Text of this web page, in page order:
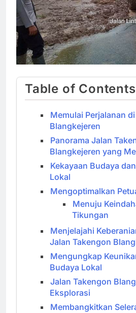
Table of Contents
Memulai Perjalanan
Blangkejeren
Panorama Jalan
Blangkejeren yang
Kekayaan Budaya
Lokal
Mengoptimalkan
Menuju
Tikungan
Menjelajahi
Jalan Takengon
Mengungkap
Budaya Lokal
Jalan Takengon
Eksplorasi
Membangkitkan